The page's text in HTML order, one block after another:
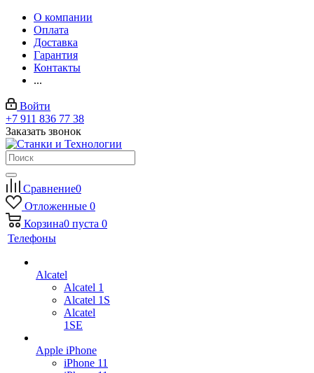
О компании
Оплата
Доставка
Гарантия
Контакты
...
Войти
+7 911 836 77 38
Заказать звонок
Сравнение0
Отложенные 0
Корзина0 пуста 0
Телефоны
Alcatel
Alcatel 1
Alcatel 1S
Alcatel
1SE
Apple iPhone
iPhone 11